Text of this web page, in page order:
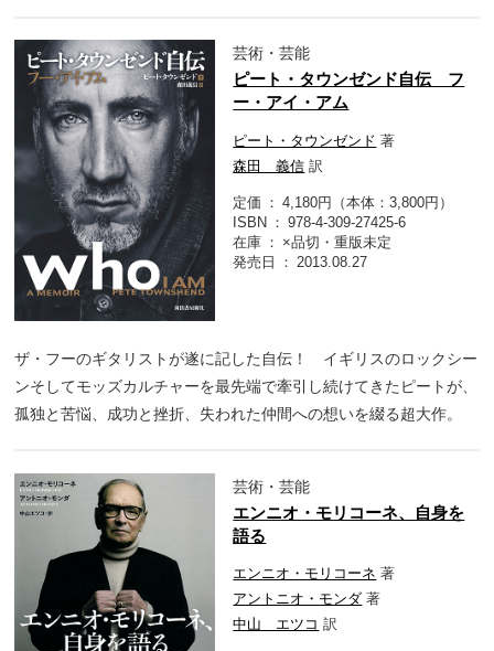
芸術・芸能
ピート・タウンゼンド自伝 フ
ー・アイ・アム
ピート・タウンゼンド 著
森田 義信 訳
定価
4,180円（本体：3,800円）
ISBN
978-4-309-27425-6
在庫
×品切・重版未定
発売日
2013.08.27
ザ・フーのギタリストが遂に記した自伝！ イギリスのロックシー
ンそしてモッズカルチャーを最先端で牽引し続けてきたピートが、
孤独と苦悩、成功と挫折、失われた仲間への想いを綴る超大作。
芸術・芸能
エンニオ・モリコーネ、自身を
語る
エンニオ・モリコーネ 著
アントニオ・モンダ 著
中山 エツコ 訳